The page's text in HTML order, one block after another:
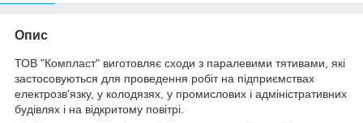
Опис
ТОВ "Компласт" виготовляє сходи з паралевими тятивами, які
застосовуються для проведення робіт на підприємствах
електрозв'язку, у колодязях, у промислових і адміністративних
будівлях і на відкритому повітрі.